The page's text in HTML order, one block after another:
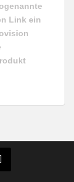
Link ein